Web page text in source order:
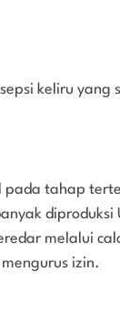
keliru
pada tahap
diproduksi
melalui
izin.